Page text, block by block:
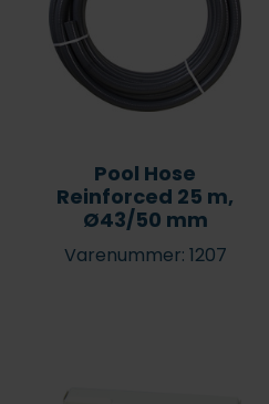
Pool Hose
Reinforced 25 m,
Ø43/50 mm
Varenummer: 1207